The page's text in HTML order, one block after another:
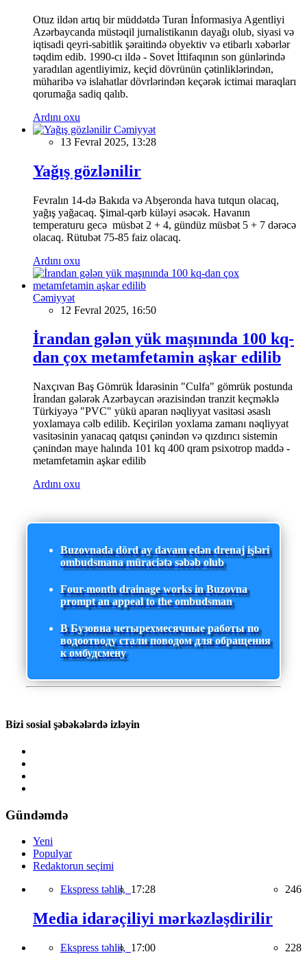
Otuz ildən artıq bir müddətdə Turan İnformasiya Agentliyi
Azərbaycanda müstəqil jurnalistikanın dayağı olub, siyasi və
iqtisadi qeyri-sabitlik şəraitində obyektiv və etibarlı xəbərlər
təqdim edib. 1990-cı ildə - Sovet İttifaqının son günlərində
yaradılan agentliyimiz, keçid dövrünün çətinliklərindən,
müharibə və islahatlar dövrlərindən keçərək ictimai maraqları
qorumağa sadiq qalıb.
Ardını oxu
Cəmiyyət
13 Fevral 2025, 13:28
Yağış gözlənilir
Fevralın 14-də Bakıda və Abşeronda hava tutqun olacaq,
yağış yağacaq. Şimal-qərb küləyi əsəcək. Havanın
temperaturu gecə müsbət 2 + 4, gündüz müsbət 5 + 7 dərəcə
olacaq. Rütubət 75-85 faiz olacaq.
Ardını oxu
Cəmiyyət
12 Fevral 2025, 16:50
İrandan gələn yük maşınında 100 kq-
dan çox metamfetamin aşkar edilib
Naxçıvan Baş Gömrük İdarəsinin "Culfa" gömrük postunda
İrandan gələrək Azərbaycan ərazisindən tranzit keçməklə
Türkiyəyə "PVC" yükü aparan nəqliyyat vasitəsi əsaslı
yoxlamaya cəlb edilib. Keçirilən yoxlama zamanı nəqliyyat
vasitəsinin yanacaq qatqısı çənindən və qızdırıcı sistemin
çənindən maye halında 101 kq 400 qram psixotrop maddə -
metamfetamin aşkar edilib
Ardını oxu
Buzovnada dörd ay davam edən drenaj işləri
ombudsmana müraciətə səbəb olub
Four-month drainage works in Buzovna
prompt an appeal to the ombudsman
В Бузовна четырехмесячные работы по
водоотводу стали поводом для обращения
к омбудсмену
Bizi sosial şəbəkələrdə izləyin
Gündəmdə
Yeni
Populyar
Redaktorun seçimi
Ekspress təhlil, 17:28 246
Media idarəçiliyi mərkəzləşdirilir
Ekspress təhlil, 17:00 228